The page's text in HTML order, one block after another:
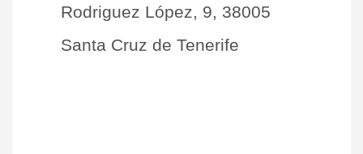
Rodriguez López, 9, 38005
Santa Cruz de Tenerife